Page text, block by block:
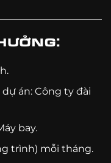
án: Công ty đài
bay.
trình) mỗi tháng.